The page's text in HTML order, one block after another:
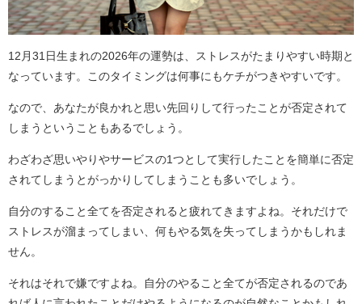
12月31日生まれの2026年の運勢は、ストレスがたまりやすい時期と
なっています。このタイミングは何事にもケチがつきやすいです。
なので、あなたが良かれと思い先回りして行ったことが否定されて
しまうということもあるでしょう。
わざわざ思いやりやサービスの1つとして実行したことを簡単に否定
されてしまうとがっかりしてしまうことも多いでしょう。
自分のすること全てを否定されると疲れてきますよね。それだけで
ストレスが溜まってしまい、何もやる気を失ってしまうかもしれま
せん。
それはそれで嫌ですよね。自分のやること全てが否定されるのであ